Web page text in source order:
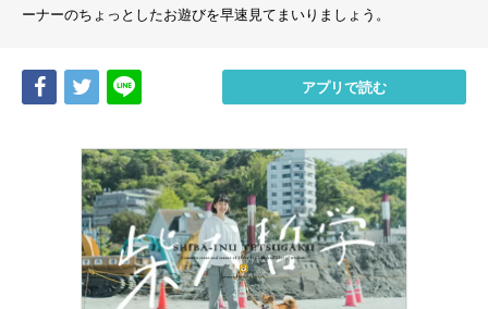
ーナーのちょっとしたお遊びを早速見てまいりましょう。
Share Tweet アプリで読む